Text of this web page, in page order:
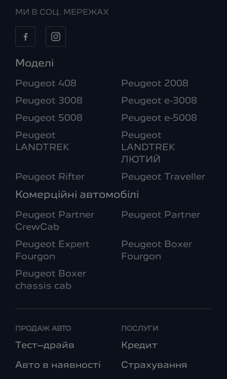
МИ В СОЦ. МЕРЕЖАХ
Моделі
Peugeot 408 Peugeot 2008
Peugeot 3008 Peugeot e-3008
Peugeot 5008 Peugeot e-5008
Peugeot
LANDTREK
Peugeot
LANDTREK
ЛЮТИЙ
Peugeot Rifter Peugeot Traveller
Комерційні автомобілі
Peugeot Partner
CrewCab
Peugeot Partner
Peugeot Expert
Fourgon
Peugeot Boxer
Fourgon
Peugeot Boxer
chassis cab
ПРОДАЖ АВТО
Тест–драйв
Авто в наявності
ПОСЛУГИ
Кредит
Страхування